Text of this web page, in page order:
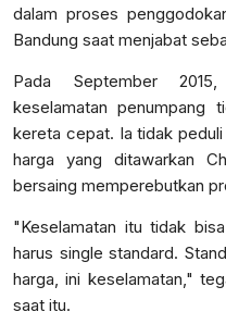
dalam proses
Bandung saat menjabat
Pada September
keselamatan penumpang
kereta cepat. Ia tidak
harga yang ditawarkan
bersaing memperebutkan
"Keselamatan itu tidak
harus single standard.
harga, ini keselamatan,"
saat itu.